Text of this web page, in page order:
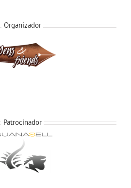
Organizador
Patrocinador